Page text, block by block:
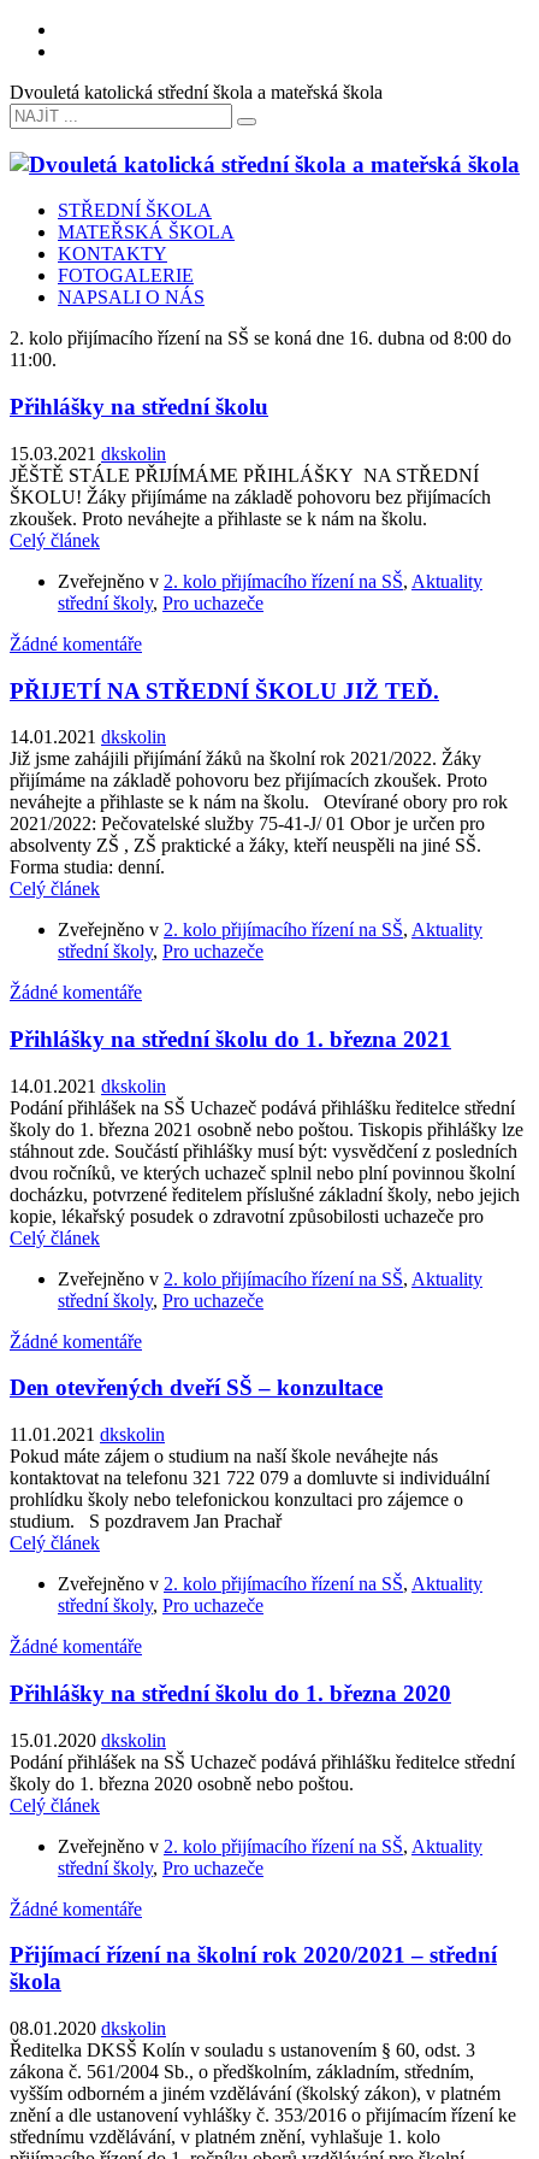
Dvouletá katolická střední škola a mateřská škola
STŘEDNÍ ŠKOLA
MATEŘSKÁ ŠKOLA
KONTAKTY
FOTOGALERIE
NAPSALI O NÁS
2. kolo přijímacího řízení na SŠ se koná dne 16. dubna od 8:00 do
11:00.
Přihlášky na střední školu
15.03.2021 dkskolin
JĚŠTĚ STÁLE PŘIJÍMÁME PŘIHLÁŠKY NA STŘEDNÍ
ŠKOLU! Žáky přijímáme na základě pohovoru bez přijímacích
zkoušek. Proto neváhejte a přihlaste se k nám na školu.
Celý článek
Zveřejněno v 2. kolo přijímacího řízení na SŠ, Aktuality
střední školy, Pro uchazeče
Žádné komentáře
PŘIJETÍ NA STŘEDNÍ ŠKOLU JIŽ TEĎ.
14.01.2021 dkskolin
Již jsme zahájili přijímání žáků na školní rok 2021/2022. Žáky
přijímáme na základě pohovoru bez přijímacích zkoušek. Proto
neváhejte a přihlaste se k nám na školu. Otevírané obory pro rok
2021/2022: Pečovatelské služby 75-41-J/ 01 Obor je určen pro
absolventy ZŠ , ZŠ praktické a žáky, kteří neuspěli na jiné SŠ.
Forma studia: denní.
Celý článek
Zveřejněno v 2. kolo přijímacího řízení na SŠ, Aktuality
střední školy, Pro uchazeče
Žádné komentáře
Přihlášky na střední školu do 1. března 2021
14.01.2021 dkskolin
Podání přihlášek na SŠ Uchazeč podává přihlášku ředitelce střední
školy do 1. března 2021 osobně nebo poštou. Tiskopis přihlášky lze
stáhnout zde. Součástí přihlášky musí být: vysvědčení z posledních
dvou ročníků, ve kterých uchazeč splnil nebo plní povinnou školní
docházku, potvrzené ředitelem příslušné základní školy, nebo jejich
kopie, lékařský posudek o zdravotní způsobilosti uchazeče pro
Celý článek
Zveřejněno v 2. kolo přijímacího řízení na SŠ, Aktuality
střední školy, Pro uchazeče
Žádné komentáře
Den otevřených dveří SŠ – konzultace
11.01.2021 dkskolin
Pokud máte zájem o studium na naší škole neváhejte nás
kontaktovat na telefonu 321 722 079 a domluvte si individuální
prohlídku školy nebo telefonickou konzultaci pro zájemce o
studium. S pozdravem Jan Prachař
Celý článek
Zveřejněno v 2. kolo přijímacího řízení na SŠ, Aktuality
střední školy, Pro uchazeče
Žádné komentáře
Přihlášky na střední školu do 1. března 2020
15.01.2020 dkskolin
Podání přihlášek na SŠ Uchazeč podává přihlášku ředitelce střední
školy do 1. března 2020 osobně nebo poštou.
Celý článek
Zveřejněno v 2. kolo přijímacího řízení na SŠ, Aktuality
střední školy, Pro uchazeče
Žádné komentáře
Přijímací řízení na školní rok 2020/2021 – střední
škola
08.01.2020 dkskolin
Ředitelka DKSŠ Kolín v souladu s ustanovením § 60, odst. 3
zákona č. 561/2004 Sb., o předškolním, základním, středním,
vyšším odborném a jiném vzdělávání (školský zákon), v platném
znění a dle ustanovení vyhlášky č. 353/2016 o přijímacím řízení ke
střednímu vzdělávání, v platném znění, vyhlašuje 1. kolo